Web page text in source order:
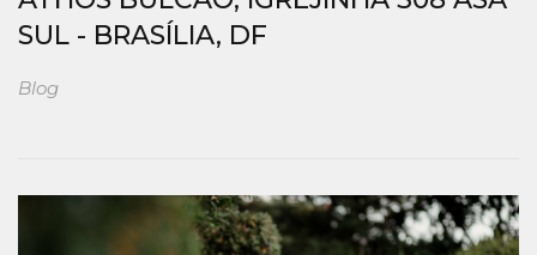
SUL - BRASÍLIA, DF
Blog